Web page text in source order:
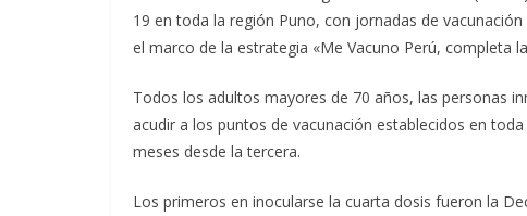
19 en toda la región Puno, con jornadas de
el marco de la estrategia «Me Vacuno Perú, completa
Todos los adultos mayores de 70 años, las personas
acudir a los puntos de vacunación establecidos en
meses desde la tercera.
Los primeros en inocularse la cuarta dosis fueron la